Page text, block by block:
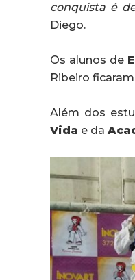
conquista é
Diego.
Os alunos de
Ribeiro
Além dos
Vida e da